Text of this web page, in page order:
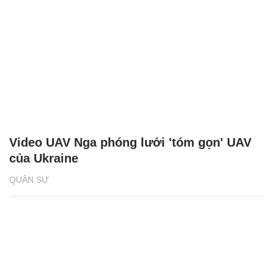
QUÂN SỰ
Video UAV Nga phóng lưới 'tóm gọn' UAV
của Ukraine